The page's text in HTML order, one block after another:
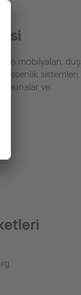
mobilyaları, duş
esenlik sistemleri,
saunalar ve